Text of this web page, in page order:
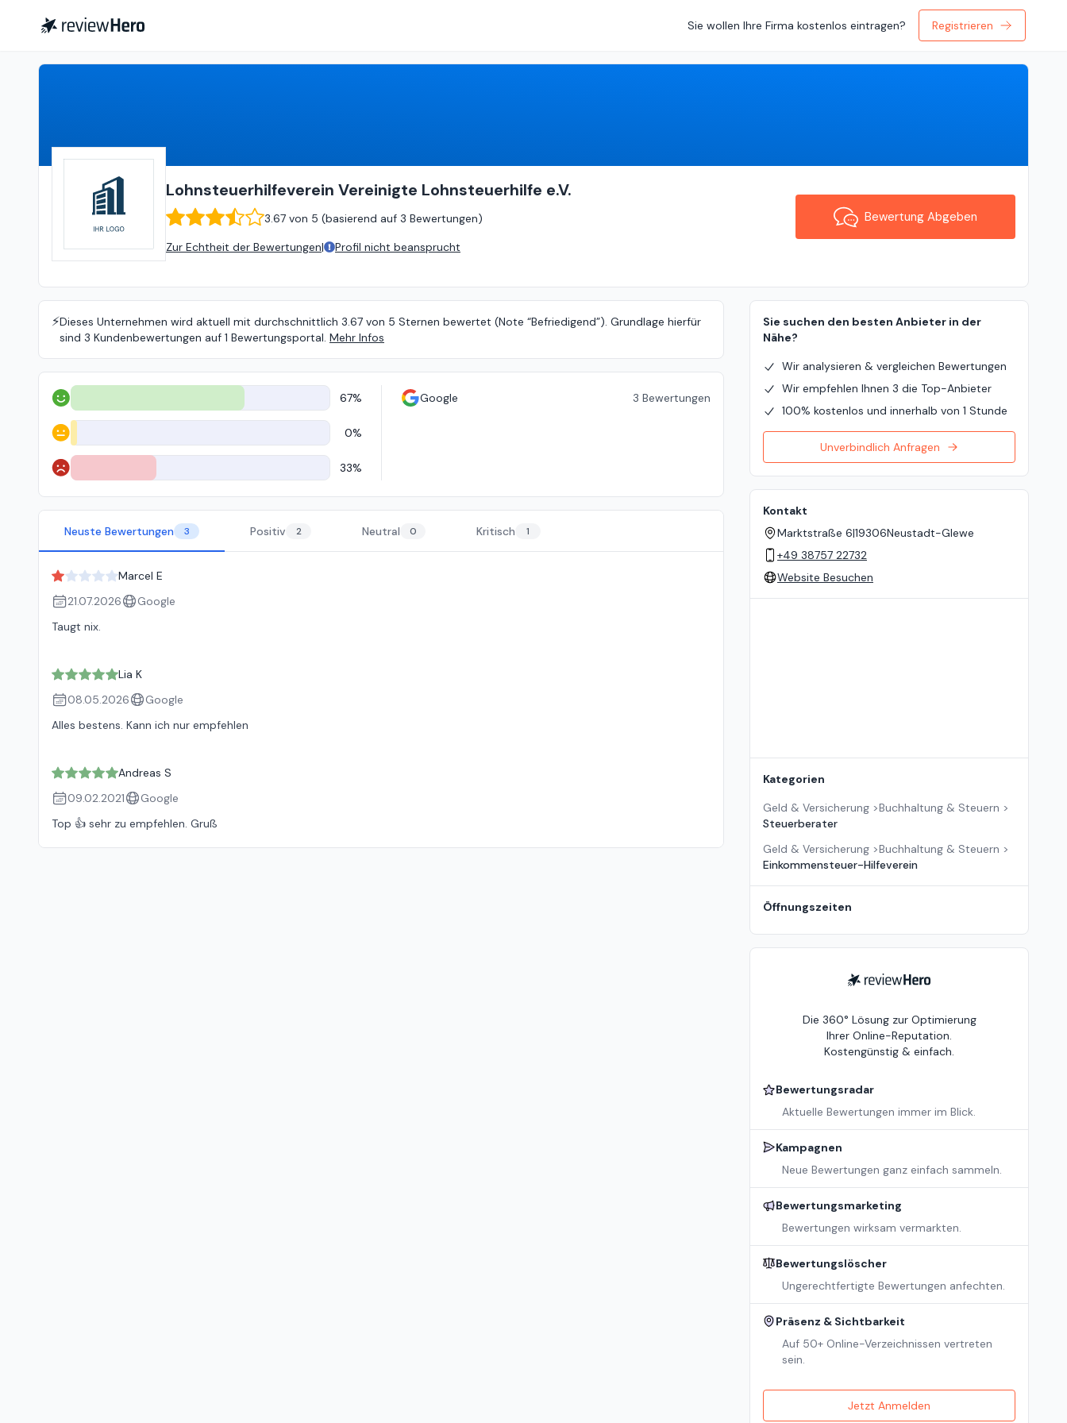
Sie wollen Ihre Firma kostenlos eintragen? Registrieren
Lohnsteuerhilfeverein Vereinigte Lohnsteuerhilfe e.V.
3.67 von 5 (basierend auf 3 Bewertungen)
Zur Echtheit der Bewertungen| Profil nicht beansprucht
Bewertung Abgeben
⚡️Dieses Unternehmen wird aktuell mit durchschnittlich 3.67 von 5 Sternen bewertet (Note “Befriedigend”). Grundlage hierfür
sind 3 Kundenbewertungen auf 1 Bewertungsportal. Mehr Infos
Positiv 67%
Neutral 0%
Negativ 33%
Google 3 Bewertungen
Neuste Bewertungen 3 Positiv 2 Neutral 0 Kritisch 1
Marcel E
21.07.2026
Google
Taugt nix.
Lia K
08.05.2026
Google
Alles bestens. Kann ich nur empfehlen
Andreas S
09.02.2021
Google
Top 👍 sehr zu empfehlen. Gruß
Sie suchen den besten Anbieter in der
Nähe?
Wir analysieren & vergleichen Bewertungen
Wir empfehlen Ihnen 3 die Top-Anbieter
100% kostenlos und innerhalb von 1 Stunde
Unverbindlich Anfragen
Kontakt
Marktstraße 6|19306Neustadt-Glewe
+49 38757 22732
Website Besuchen
Kategorien
Geld & Versicherung >Buchhaltung & Steuern >
Steuerberater
Geld & Versicherung >Buchhaltung & Steuern >
Einkommensteuer-Hilfeverein
Öffnungszeiten
ReviewHero
Die 360° Lösung zur Optimierung
Ihrer Online-Reputation.
Kostengünstig & einfach.
Bewertungsradar
Aktuelle Bewertungen immer im Blick.
Kampagnen
Neue Bewertungen ganz einfach sammeln.
Bewertungsmarketing
Bewertungen wirksam vermarkten.
Bewertungslöscher
Ungerechtfertigte Bewertungen anfechten.
Präsenz & Sichtbarkeit
Auf 50+ Online-Verzeichnissen vertreten
sein.
Jetzt Anmelden